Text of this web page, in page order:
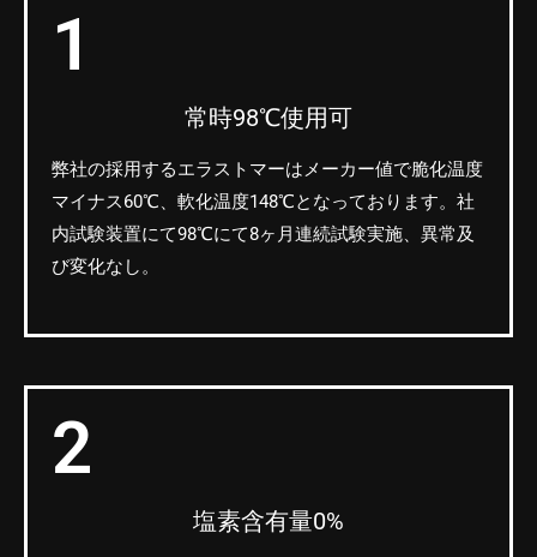
1
常時98℃使用可
弊社の採用するエラストマーはメーカー値で脆化温度
マイナス60℃、軟化温度148℃となっております。社
内試験装置にて98℃にて8ヶ月連続試験実施、異常及
び変化なし。
2
塩素含有量0%